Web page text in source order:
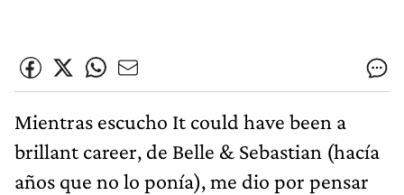
Mientras escucho It could have been a
brillant career, de Belle & Sebastian (hacía
años que no lo ponía), me dio por pensar